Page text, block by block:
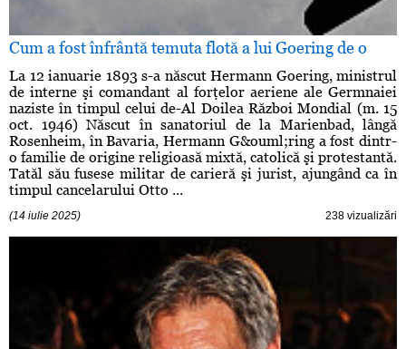
Cum a fost înfrântă temuta flotă a lui Goering de o
La 12 ianuarie 1893 s-a născut Hermann Goering, ministrul
de interne şi comandant al forţelor aeriene ale Germnaiei
naziste în timpul celui de-Al Doilea Război Mondial (m. 15
oct. 1946) Născut în sanatoriul de la Marienbad, lângă
Rosenheim, în Bavaria, Hermann G&ouml;ring a fost dintr-
o familie de origine religioasă mixtă, catolică şi protestantă.
Tatăl său fusese militar de carieră şi jurist, ajungând ca în
timpul cancelarului Otto ...
(14 iulie 2025) 238 vizualizări